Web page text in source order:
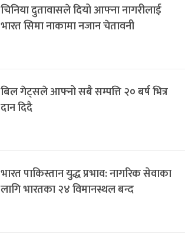
चिनिया दुतावासले दियो आफ्ना नागरीलाई
भारत सिमा नाकामा नजान चेतावनी
बिल गेट्सले आफ्नो सबै सम्पत्ति २० बर्ष भित्र
दान दिदै
भारत पाकिस्तान युद्ध प्रभाव: नागरिक सेवाका
लागि भारतका २४ विमानस्थल बन्द